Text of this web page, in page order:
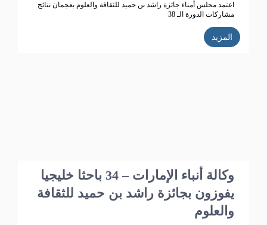
اعتمد مجلس أمناء جائزة راشد بن حميد للثقافة والعلوم بعجمان نتائج
مشاركات الدورة الـ 38
المزيد
وكالة أنباء الإمارات – 34 باحثا خليجيا
يفوزون بجائزة راشد بن حميد للثقافة
والعلوم